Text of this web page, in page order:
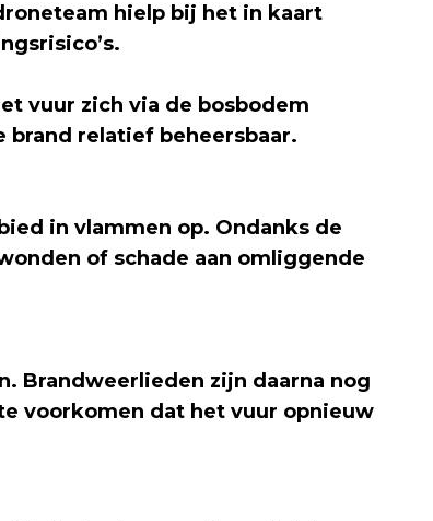
hielp bij het in kaart
vuur zich via de bosbodem
relatief beheersbaar.
in vlammen op. Ondanks de
of schade aan omliggende
Brandweerlieden zijn daarna nog
voorkomen dat het vuur opnieuw